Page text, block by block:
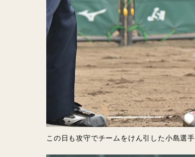
この日も攻守でチームをけん引した小島選手